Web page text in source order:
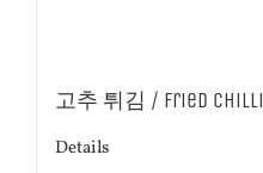
고추 튀김 / Fried Chilli
Details